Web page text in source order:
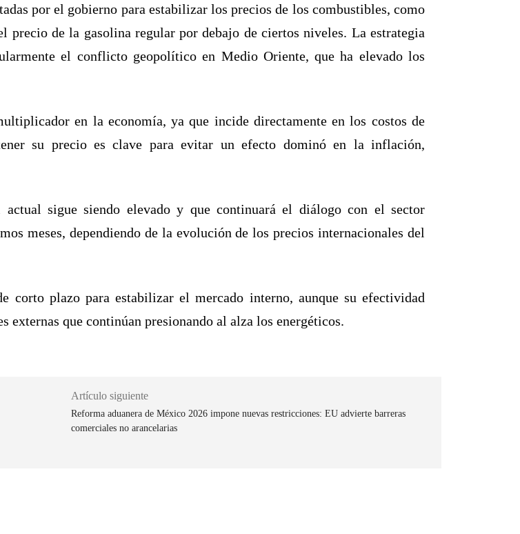
por el gobierno para estabilizar los precios de los combustibles, como
precio de la gasolina regular por debajo de ciertos niveles. La estrategia
el conflicto geopolítico en Medio Oriente, que ha elevado los
en la economía, ya que incide directamente en los costos de
su precio es clave para evitar un efecto dominó en la inflación,
sigue siendo elevado y que continuará el diálogo con el sector
meses, dependiendo de la evolución de los precios internacionales del
corto plazo para estabilizar el mercado interno, aunque su efectividad
externas que continúan presionando al alza los energéticos.
Artículo siguiente
Reforma aduanera de México 2026 impone nuevas restricciones: EU advierte barreras
comerciales no arancelarias